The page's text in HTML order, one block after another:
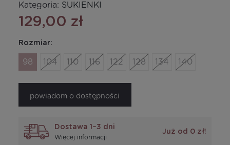
Kategoria: SUKIENKI
129,00 zł
Rozmiar:
98 104 110 116 122 128 134 140
powiadom o dostępności
Dostawa 1–3 dni
Więcej informacji
Już od 0 zł!